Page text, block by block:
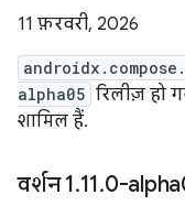
11 फ़रवरी, 2026
alpha05 रिलीज़ हो
शामिल हैं.
वर्शन 1.11.0-